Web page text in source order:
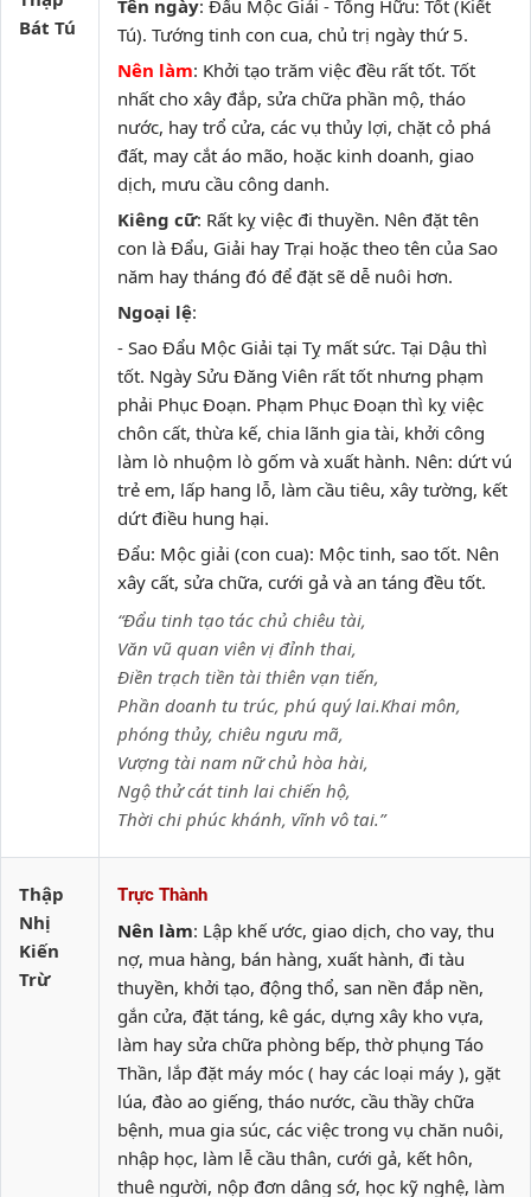
Bát Tú
Tên ngày: Đẩu Mộc Giải - Tống Hữu: Tốt (Kiết
Tú). Tướng tinh con cua, chủ trị ngày thứ 5.
Nên làm: Khởi tạo trăm việc đều rất tốt. Tốt
nhất cho xây đắp, sửa chữa phần mộ, tháo
nước, hay trổ cửa, các vụ thủy lợi, chặt cỏ phá
đất, may cắt áo mão, hoặc kinh doanh, giao
dịch, mưu cầu công danh.
Kiêng cữ: Rất kỵ việc đi thuyền. Nên đặt tên
con là Đẩu, Giải hay Trại hoặc theo tên của Sao
năm hay tháng đó để đặt sẽ dễ nuôi hơn.
Ngoại lệ:
- Sao Đẩu Mộc Giải tại Tỵ mất sức. Tại Dậu thì
tốt. Ngày Sửu Đăng Viên rất tốt nhưng phạm
phải Phục Đoạn. Phạm Phục Đoạn thì kỵ việc
chôn cất, thừa kế, chia lãnh gia tài, khởi công
làm lò nhuộm lò gốm và xuất hành. Nên: dứt vú
trẻ em, lấp hang lỗ, làm cầu tiêu, xây tường, kết
dứt điều hung hại.
Đẩu: Mộc giải (con cua): Mộc tinh, sao tốt. Nên
xây cất, sửa chữa, cưới gả và an táng đều tốt.
“Đẩu tinh tạo tác chủ chiêu tài,
Văn vũ quan viên vị đỉnh thai,
Điền trạch tiền tài thiên vạn tiến,
Phần doanh tu trúc, phú quý lai.Khai môn,
phóng thủy, chiêu ngưu mã,
Vượng tài nam nữ chủ hòa hài,
Ngộ thử cát tinh lai chiến hộ,
Thời chi phúc khánh, vĩnh vô tai.”
Thập
Nhị
Kiến
Trừ
Trực Thành
Nên làm: Lập khế ước, giao dịch, cho vay, thu
nợ, mua hàng, bán hàng, xuất hành, đi tàu
thuyền, khởi tạo, động thổ, san nền đắp nền,
gắn cửa, đặt táng, kê gác, dựng xây kho vựa,
làm hay sửa chữa phòng bếp, thờ phụng Táo
Thần, lắp đặt máy móc ( hay các loại máy ), gặt
lúa, đào ao giếng, tháo nước, cầu thầy chữa
bệnh, mua gia súc, các việc trong vụ chăn nuôi,
nhập học, làm lễ cầu thân, cưới gả, kết hôn,
thuê người, nộp đơn dâng sớ, học kỹ nghệ, làm